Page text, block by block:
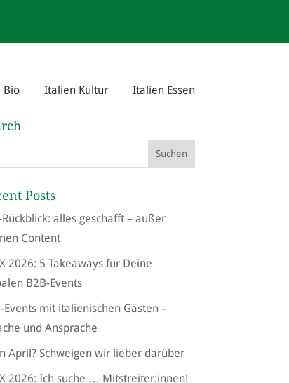
Bio Italien Kultur Italien Essen
Posts
Rückblick: alles geschafft – außer
Content
2026: 5 Takeaways für Deine
B2B-Events
Events mit italienischen Gästen –
und Ansprache
April? Schweigen wir lieber darüber
2026: Ich suche … Mitstreiter:innen!